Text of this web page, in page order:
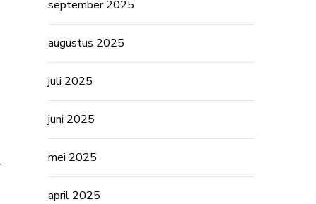
september 2025
augustus 2025
juli 2025
juni 2025
mei 2025
april 2025